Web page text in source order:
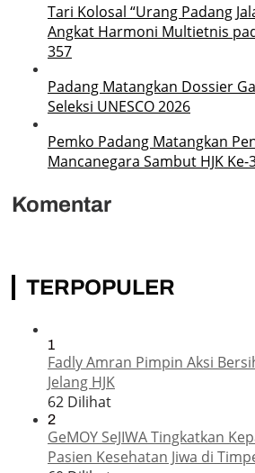
Tari Kolosal “Urang Padang
Angkat Harmoni Multietnis
357
Padang Matangkan Dossier
Seleksi UNESCO 2026
Pemko Padang Matangkan
Mancanegara Sambut HJK Ke-
Komentar
TERPOPULER
1
Fadly Amran Pimpin Aksi
Jelang HJK
62 Dilihat
2
GeMOY SeJIWA Tingkatkan
Pasien Kesehatan Jiwa di